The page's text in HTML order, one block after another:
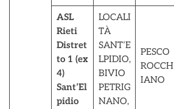
ASL
Rieti
Distret
to 1 (ex
4)
Sant’El
pidio
LOCALI
TÀ
SANT’E
LPIDIO,
BIVIO
PETRIG
NANO,
PESCO
ROCCH
IANO